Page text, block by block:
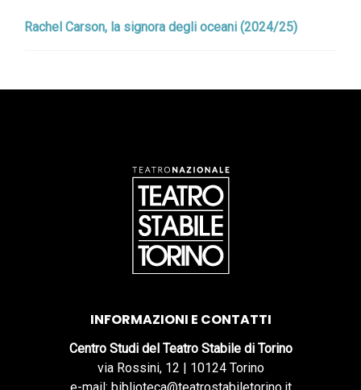
Rachel Carson, la signora degli oceani (2024/25)
INFORMAZIONI E CONTATTI
Centro Studi del Teatro Stabile di Torino
via Rossini, 12 | 10124 Torino